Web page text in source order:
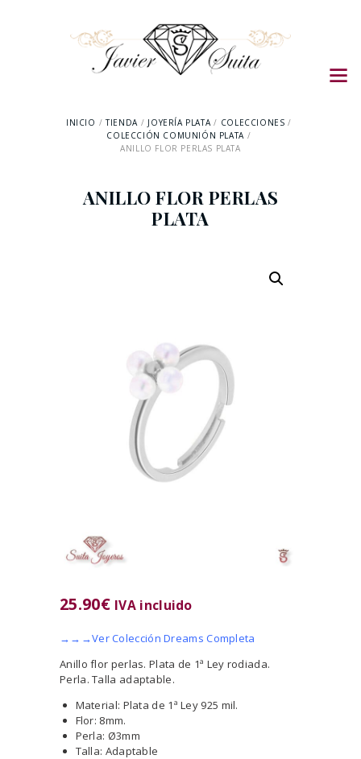
INICIO TIENDA JOYERÍA PLATA
COLECCIONES
COLECCIÓN COMUNIÓN PLATA
ANILLO FLOR PERLAS PLATA
ANILLO FLOR PERLAS
PLATA
25.90€ IVA incluido
→→→Ver Colección Dreams Completa
Anillo flor perlas. Plata de 1ª Ley rodiada.
Perla. Talla adaptable.
Material: Plata de 1ª Ley 925 mil.
Flor: 8mm.
Perla: Ø3mm
Talla: Adaptable